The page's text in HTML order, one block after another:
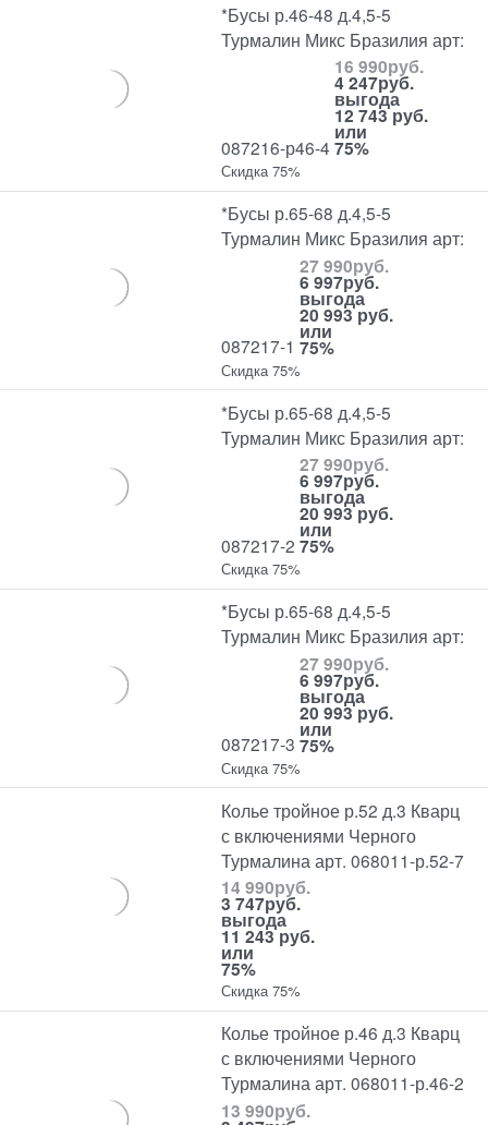
*Бусы р.46-48 д.4,5-5
Турмалин Микс Бразилия арт:
087216-р46-4
16 990руб.
4 247руб.
выгода
12 743 руб.
или
75%
Скидка 75%
*Бусы р.65-68 д.4,5-5
Турмалин Микс Бразилия арт:
087217-1
27 990руб.
6 997руб.
выгода
20 993 руб.
или
75%
Скидка 75%
*Бусы р.65-68 д.4,5-5
Турмалин Микс Бразилия арт:
087217-2
27 990руб.
6 997руб.
выгода
20 993 руб.
или
75%
Скидка 75%
*Бусы р.65-68 д.4,5-5
Турмалин Микс Бразилия арт:
087217-3
27 990руб.
6 997руб.
выгода
20 993 руб.
или
75%
Скидка 75%
Колье тройное р.52 д.3 Кварц
с включениями Черного
Турмалина арт. 068011-р.52-7
14 990руб.
3 747руб.
выгода
11 243 руб.
или
75%
Скидка 75%
Колье тройное р.46 д.3 Кварц
с включениями Черного
Турмалина арт. 068011-р.46-2
13 990руб.